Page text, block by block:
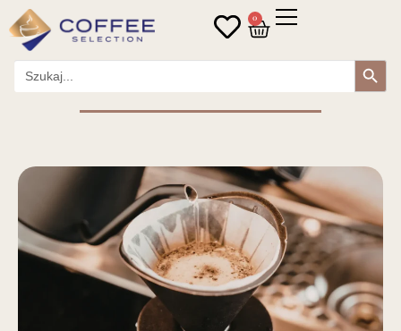
0
Search
for:
Search Button